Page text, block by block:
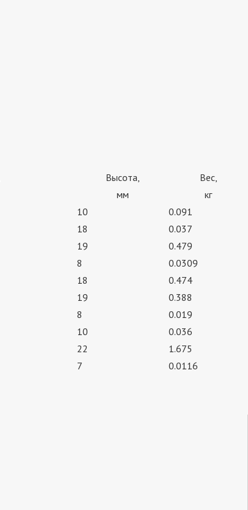
Высота,
мм
Вес,
кг
10
0.091
18
0.037
19
0.479
8
0.0309
18
0.474
19
0.388
8
0.019
10
0.036
22
1.675
7 0.0116